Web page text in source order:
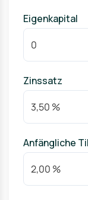
Eigenkapital
Zinssatz
Anfängliche